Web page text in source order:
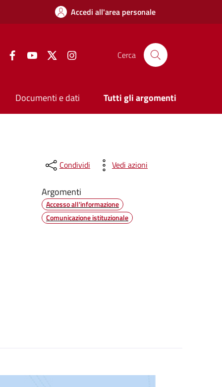
Accedi all'area personale
FacebookYouTube Twitter Cerca
Documenti e dati Tutti gli argomenti
Condividi Vedi azioni
Argomenti
Accesso all'informazione
Comunicazione istituzionale